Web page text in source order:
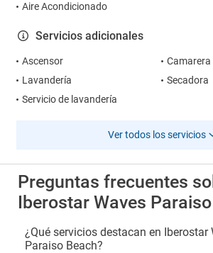
Aire Acondicionado
Servicios adicionales
Ascensor
Camarera
Lavandería
Secadora
Servicio de lavandería
Ver todos los servicios
Preguntas frecuentes
Iberostar Waves
¿Qué servicios destacan en Iberostar
Paraiso Beach?